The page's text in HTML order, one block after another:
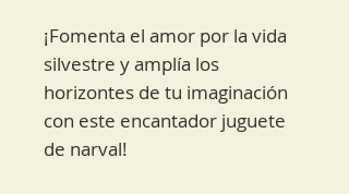
¡Fomenta el amor por la vida
silvestre y amplía los
horizontes de tu imaginación
con este encantador juguete
de narval!